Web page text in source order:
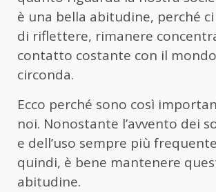
è una bella abitudine, perché
di riflettere, rimanere
contatto costante con il
circonda.
Ecco perché sono così
noi. Nonostante l’avvento dei
e dell’uso sempre più
quindi, è bene mantenere
abitudine.